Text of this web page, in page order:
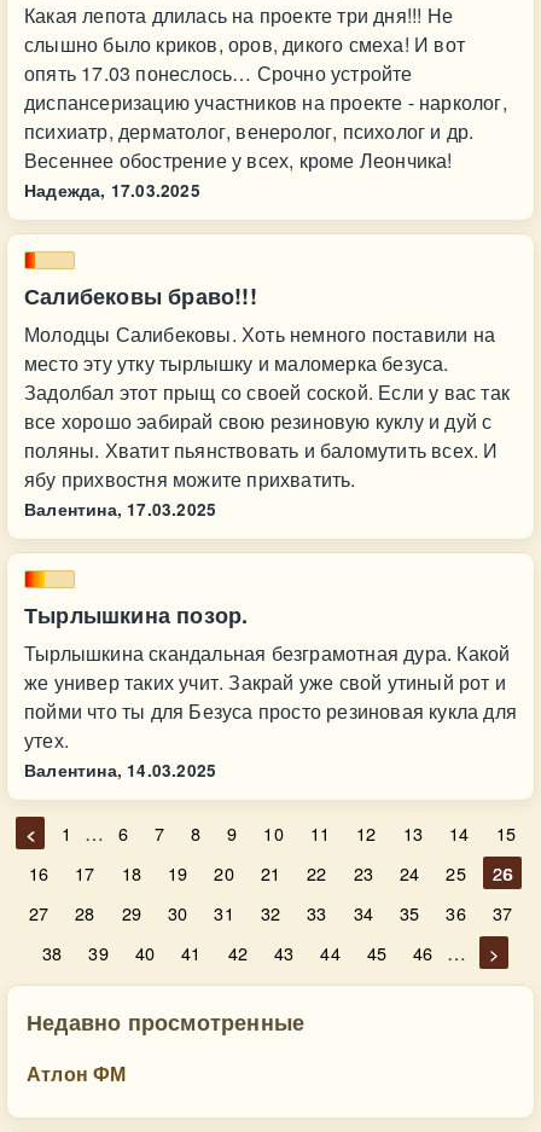
Какая лепота длилась на проекте три дня!!! Не
слышно было криков, оров, дикого смеха! И вот
опять 17.03 понеслось… Срочно устройте
диспансеризацию участников на проекте - нарколог,
психиатр, дерматолог, венеролог, психолог и др.
Весеннее обострение у всех, кроме Леончика!
Надежда, 17.03.2025
Салибековы браво!!!
Молодцы Салибековы. Хоть немного поставили на
место эту утку тырлышку и маломерка безуса.
Задолбал этот прыщ со своей соской. Если у вас так
все хорошо эабирай свою резиновую куклу и дуй с
поляны. Хватит пьянствовать и баломутить всех. И
ябу прихвостня можите прихватить.
Валентина, 17.03.2025
Тырлышкина позор.
Тырлышкина скандальная безграмотная дура. Какой
же универ таких учит. Закрай уже свой утиный рот и
пойми что ты для Безуса просто резиновая кукла для
утех.
Валентина, 14.03.2025
< 1 … 6 7 8 9 10 11 12 13 14
15
16
17 18 19 20 21 22 23 24 25
26
27
28 29 30 31 32 33 34 35 36
37
38
39 40 41 42 43 44 45 46 … >
Недавно просмотренные
Атлон ФМ